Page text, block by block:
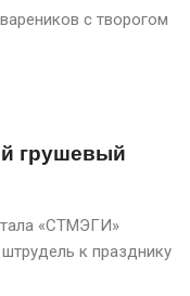
с творогом
грушевый
«СТМЭГИ»
к празднику